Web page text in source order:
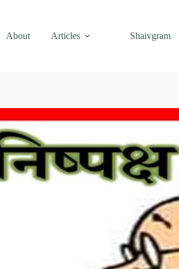
About Articles Shaivgram